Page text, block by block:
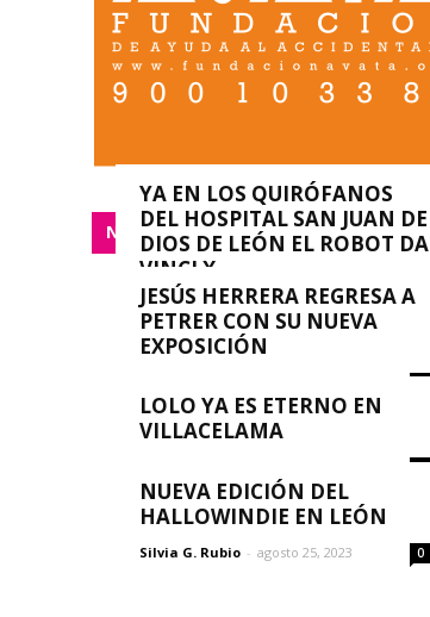
NACIONAL
YA EN LOS QUIRÓFANOS
DEL HOSPITAL SAN JUAN DE
DIOS DE LEÓN EL ROBOT DA
VINCI X
redacción septiembre 14, 2023
JESÚS HERRERA REGRESA A
PETRER CON SU NUEVA
EXPOSICIÓN
LOLO YA ES ETERNO EN
VILLACELAMA
0
NUEVA EDICIÓN DEL
HALLOWINDIE EN LEÓN
Silvia G. Rubio - agosto 25, 2023 0